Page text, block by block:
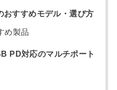
おすすめモデル・選び方
め製品
PD対応のマルチポート